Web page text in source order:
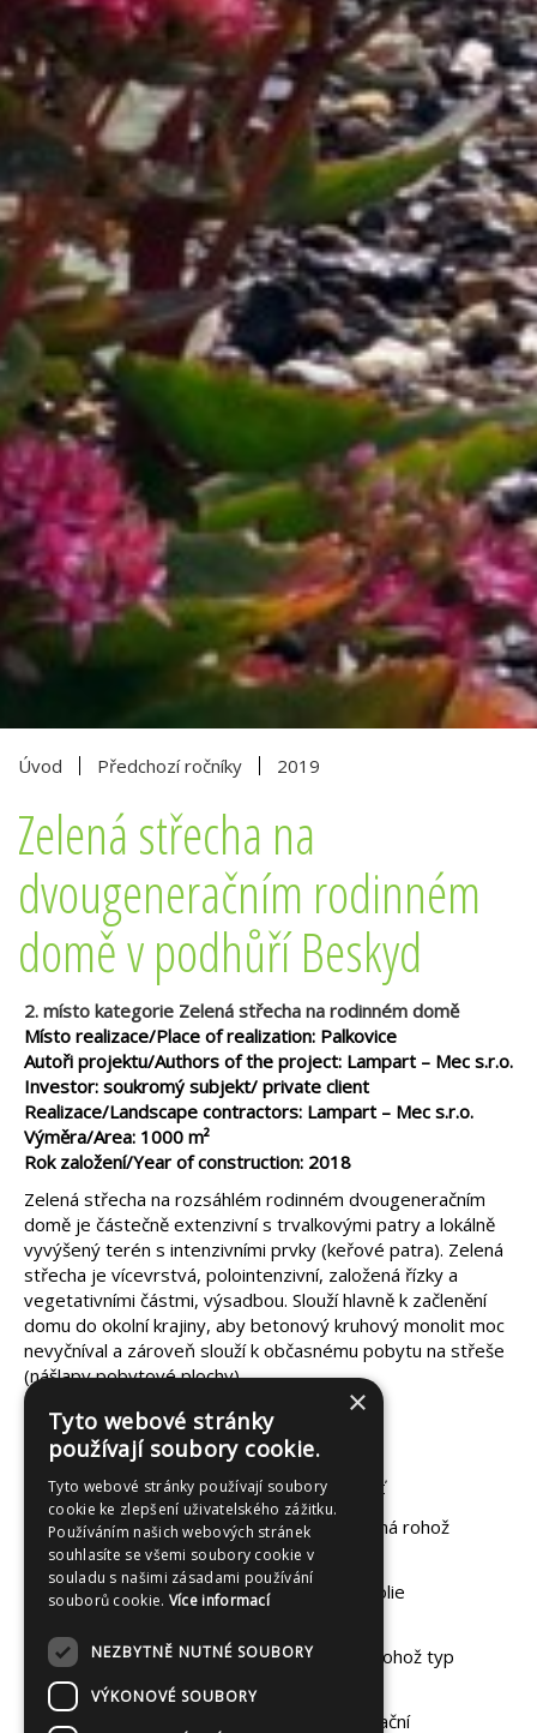
Úvod Předchozí ročníky 2019
Zelená střecha na
dvougeneračním rodinném
domě v podhůří Beskyd
2. místo kategorie Zelená střecha na rodinném domě
Místo realizace/Place of realization: Palkovice
Autoři projektu/Authors of the project: Lampart – Mec s.r.o.
Investor: soukromý subjekt/ private client
Realizace/Landscape contractors: Lampart – Mec s.r.o.
Výměra/Area: 1000 m²
Rok založení/Year of construction: 2018
Zelená střecha na rozsáhlém rodinném dvougeneračním
domě je částečně extenzivní s trvalkovými patry a lokálně
vyvýšený terén s intenzivními prvky (keřové patra). Zelená
střecha je vícevrstvá, polointenzivní, založená řízky a
vegetativními částmi, výsadbou. Slouží hlavně k začlenění
domu do okolní krajiny, aby betonový kruhový monolit moc
nevyčníval a zároveň slouží k občasnému pobytu na střeše
(nášlapy pobytové plochy).
Technické parametry:
kořenovzdorná vrstva – Střešní plášť
separační vrstva – Separační ochranná rohož
Optigreen RMS 500
drenážní vrstva - Drenážní nopová folie
filtrační vrstva – Optigreen filtrační rohož typ
105
vegetační vrstva – Extenzivní vegetační
×
Tyto webové stránky
používají soubory cookie.
Tyto webové stránky používají soubory
cookie ke zlepšení uživatelského zážitku.
Používáním našich webových stránek
souhlasíte se všemi soubory cookie v
souladu s našimi zásadami používání
souborů cookie. Více informací
NEZBYTNĚ NUTNÉ SOUBORY
VÝKONOVÉ SOUBORY